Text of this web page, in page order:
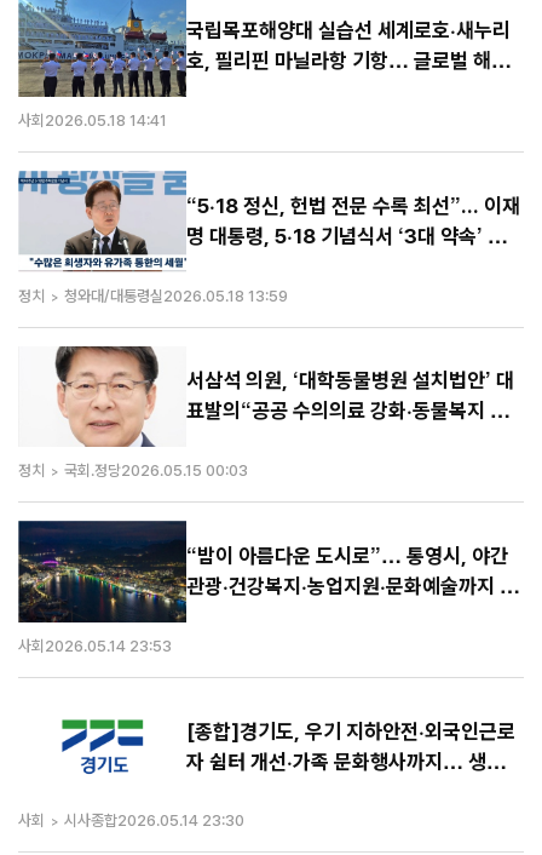
국립목포해양대 실습선 세계로호·새누리
호, 필리핀 마닐라항 기항… 글로벌 해교
사회 2026.05.18 14:41
“5·18 정신, 헌법 전문 수록 최선”... 이재
명 대통령, 5·18 기념식서 ‘3대 약속’ 발
정치 청와대/대통령실 2026.05.18 13:59
서삼석 의원, ‘대학동물병원 설치법안’ 대
표발의“공공 수의의료 강화·동물복지 향
정치 국회.정당2026.05.15 00:03
“밤이 아름다운 도시로”… 통영시, 야간
관광·건강복지·농업지원·문화예술까지 시
사회 2026.05.14 23:53
[종합]경기도, 우기 지하안전·외국인근로
자 쉼터 개선·가족 문화행사까지… 생활밀
사회 시사종합2026.05.14 23:30